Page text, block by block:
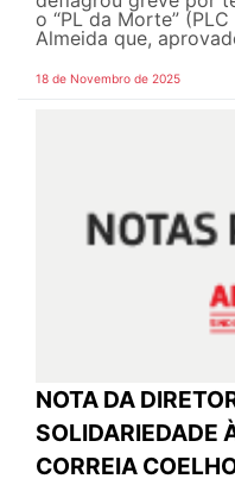
o “PL da Morte”
Almeida que,
18 de Novembro de 2025
NOTA DA
SOLIDARIEDADE
CORREIA